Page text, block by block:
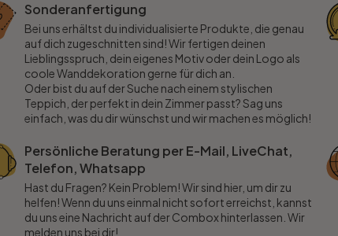
Sonderanfertigung
Bei uns erhältst du individualisierte Produkte, die genau
auf dich zugeschnitten sind! Wir fertigen deinen
Lieblingsspruch, dein eigenes Motiv oder dein Logo als
coole Wanddekoration gerne für dich an.
Oder bist du auf der Suche nach einem stylischen
Teppich, der perfekt in dein Zimmer passt? Sag uns
einfach, was du dir wünschst und wir machen es möglich!
Persönliche Beratung per E-Mail, LiveChat,
Telefon, Whatsapp
Hast du Fragen? Kein Problem! Wir sind hier, um dir zu
helfen! Wenn du uns einmal nicht sofort erreichst, kannst
du uns eine Nachricht auf der Combox hinterlassen. Wir
melden uns bei dir!